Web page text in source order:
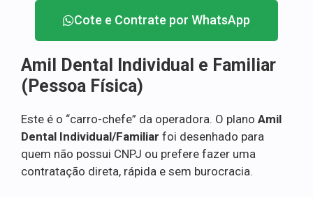
Cote e Contrate por WhatsApp
Amil Dental Individual e Familiar
(Pessoa Física)
Este é o “carro-chefe” da operadora. O plano Amil
Dental Individual/Familiar foi desenhado para
quem não possui CNPJ ou prefere fazer uma
contratação direta, rápida e sem burocracia.